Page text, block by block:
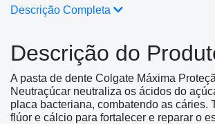
Descrição Completa
Descrição do
A pasta de dente Colgate Máxima
Neutraçúcar neutraliza os ácidos do
placa bacteriana, combatendo as cáries.
flúor e cálcio para fortalecer e reparar o